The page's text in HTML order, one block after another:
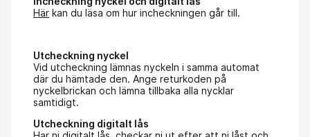
Här kan du läsa om hur incheckningen går till.
Utcheckning nyckel
Vid utcheckning lämnas nyckeln i samma automat
där du hämtade den. Ange returkoden på
nyckelbrickan och lämna tillbaka alla nycklar
samtidigt.
Utcheckning digitalt lås